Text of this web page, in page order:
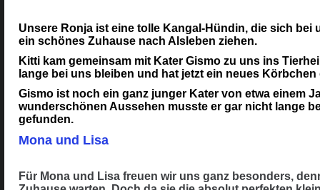
Unsere Ronja ist eine tolle Kangal-Hündin, die sich
ein schönes Zuhause nach Alsleben ziehen.
Kitti kam gemeinsam mit Kater Gismo zu uns ins
lange bei uns bleiben und hat jetzt ein neues
Gismo ist noch ein ganz junger Kater von etwa einem
wunderschönen Aussehen musste er gar nicht lange
gefunden.
Mona und Lisa
Für Mona und Lisa freuen wir uns ganz besonders,